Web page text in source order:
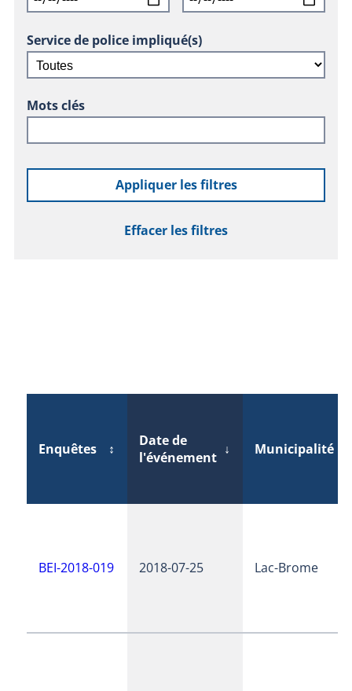
Service de police impliqué(s)
Mots clés
Appliquer les filtres
Effacer les filtres
Enquêtes ↕
Date de
l'événement ↓ Municipalité
BEI-2018-019 2018-07-25 Lac-Brome